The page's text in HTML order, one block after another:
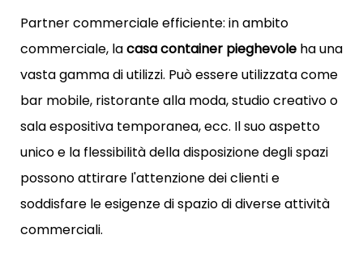
Partner commerciale efficiente: in ambito
commerciale, lacasa container pieghevole ha una
vasta gamma di utilizzi. Può essere utilizzata come
bar mobile, ristorante alla moda, studio creativo o
sala espositiva temporanea, ecc. Il suo aspetto
unico e la flessibilità della disposizione degli spazi
possono attirare l'attenzione dei clienti e
soddisfare le esigenze di spazio di diverse attività
commerciali.